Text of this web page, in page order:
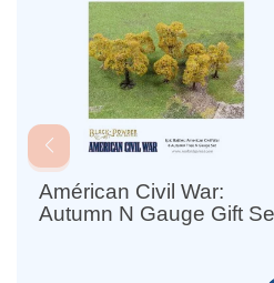
Américan Civil War:
Autumn N Gauge Gift